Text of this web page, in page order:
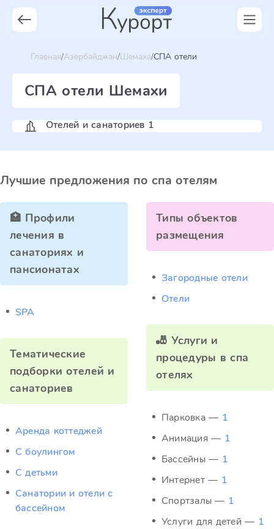
Главная Азербайджан Шемаха СПА отели
СПА отели Шемахи
Отелей и санаториев 1
Лучшие предложения по спа отелям
🏥 Профили
лечения в
санаториях и
пансионатах
SPA
Тематические
подборки отелей и
санаториев
Аренда коттеджей
С боулингом
С детьми
Санатории и отели с
бассейном
Типы объектов
размещения
Загородные отели
Отели
🎳 Услуги и
процедуры в спа
отелях
Парковка — 1
Анимация — 1
Бассейны — 1
Интернет — 1
Спортзалы — 1
Услуги для детей — 1